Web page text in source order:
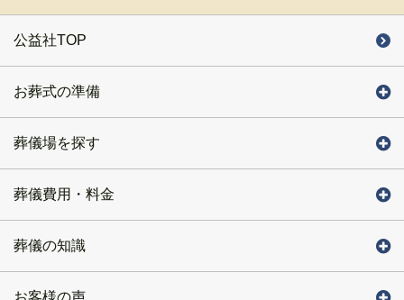
公益社TOP
お葬式の準備
葬儀場を探す
葬儀費用・料金
葬儀の知識
お客様の声